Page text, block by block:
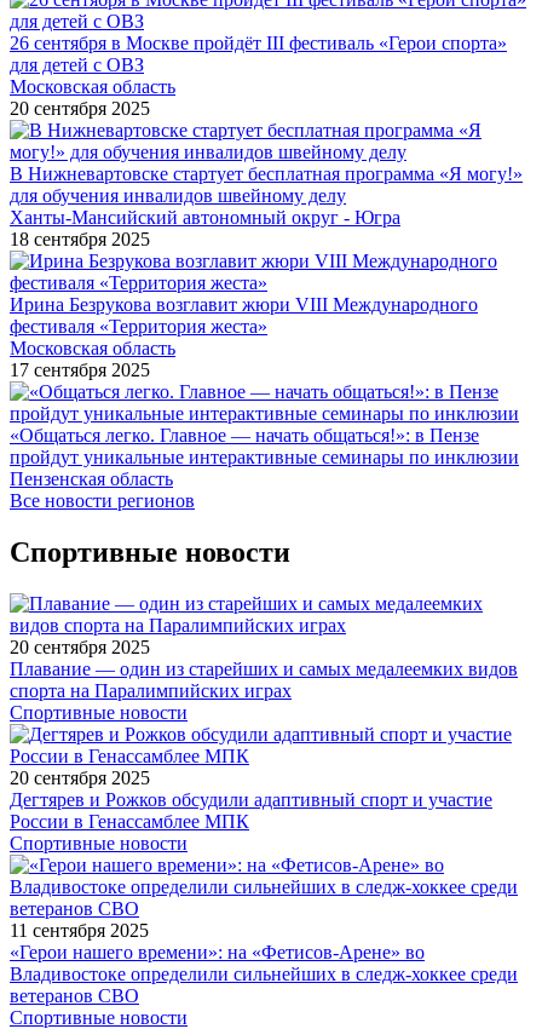
26 сентября в Москве пройдёт III фестиваль «Герои спорта»
для детей с ОВЗ
Московская область
20 сентября 2025
В Нижневартовске стартует бесплатная программа «Я могу!»
для обучения инвалидов швейному делу
Ханты-Мансийский автономный округ - Югра
18 сентября 2025
Ирина Безрукова возглавит жюри VIII Международного
фестиваля «Территория жеста»
Московская область
17 сентября 2025
«Общаться легко. Главное — начать общаться!»: в Пензе
пройдут уникальные интерактивные семинары по инклюзии
Пензенская область
Все новости регионов
Спортивные новости
20 сентября 2025
Плавание — один из старейших и самых медалеемких видов
спорта на Паралимпийских играх
Спортивные новости
20 сентября 2025
Дегтярев и Рожков обсудили адаптивный спорт и участие
России в Генассамблее МПК
Спортивные новости
11 сентября 2025
«Герои нашего времени»: на «Фетисов-Арене» во
Владивостоке определили сильнейших в следж-хоккее среди
ветеранов СВО
Спортивные новости